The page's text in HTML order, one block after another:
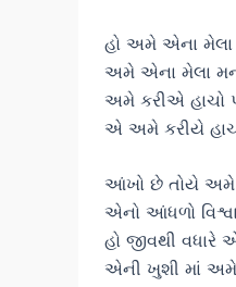
હો અમે એના
અમે એના મેલા
અમે કરીએ હાચો
એ અમે કરીયે
આંખો છે તોયે
એનો આંધળો
હો જીવથી
એની ખુશી માં